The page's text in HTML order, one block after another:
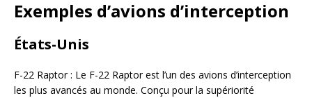
Exemples d’avions d’interception
États-Unis
F-22 Raptor : Le F-22 Raptor est l’un des avions d’interception
les plus avancés au monde. Conçu pour la supériorité